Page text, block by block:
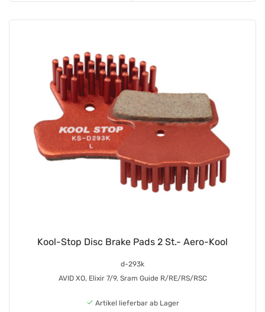
Kool-Stop Disc Brake Pads 2 St.- Aero-Kool
d-293k
AVID XO, Elixir 7/9, Sram Guide R/RE/RS/RSC
Artikel lieferbar ab Lager